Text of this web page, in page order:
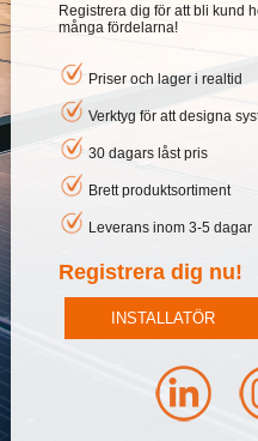
Registrera dig för att bli kund
många fördelarna!
Priser och lager i realtid
Verktyg för att designa
30 dagars låst pris
Brett produktsortiment
Leverans inom 3-5 dagar
Registrera dig nu!
INSTALLATÖR